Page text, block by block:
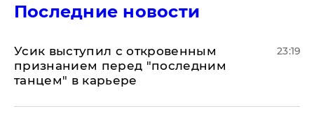
Последние новости
Усик выступил с откровенным
признанием перед "последним
танцем" в карьере
23:19